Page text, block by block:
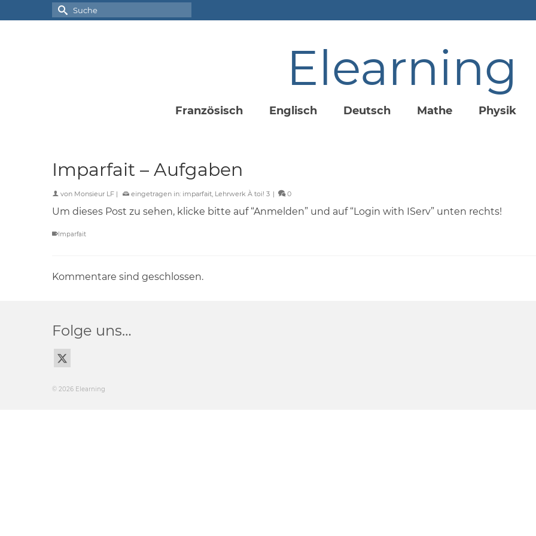
Suche
nach:
Elearning
Französisch Englisch Deutsch Mathe Physik
Imparfait – Aufgaben
von Monsieur LF | eingetragen in: imparfait, Lehrwerk À toi! 3 | 0
Um dieses Post zu sehen, klicke bitte auf “Anmelden” und auf “Login with IServ” unten rechts!
Imparfait
Kommentare sind geschlossen.
Folge uns…
© 2026 Elearning